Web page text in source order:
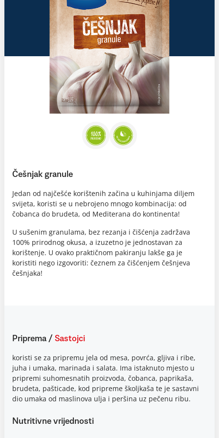
Češnjak granule
Jedan od najčešće korištenih začina u kuhinjama diljem
svijeta, koristi se u nebrojeno mnogo kombinacija: od
čobanca do brudeta, od Mediterana do kontinenta!
U sušenim granulama, bez rezanja i čišćenja zadržava
100% prirodnog okusa, a izuzetno je jednostavan za
korištenje. U ovako praktičnom pakiranju lakše ga je
koristiti nego izgovoriti: čeznem za čišćenjem češnjeva
češnjaka!
Priprema / Sastojci
koristi se za pripremu jela od mesa, povrća, gljiva i ribe,
juha i umaka, marinada i salata. Ima istaknuto mjesto u
pripremi suhomesnatih proizvoda, čobanca, paprikaša,
brudeta, pašticade, kod pripreme školjkaša te je sastavni
dio umaka od maslinova ulja i peršina uz pečenu ribu.
Nutritivne vrijednosti